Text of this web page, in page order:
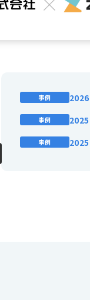
事例
事例
事例